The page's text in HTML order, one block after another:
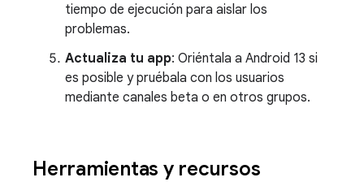
tiempo de ejecución para aislar los
problemas.
Actualiza tu app: Oriéntala a Android 13 si
es posible y pruébala con los usuarios
mediante canales beta o en otros grupos.
Herramientas y recursos